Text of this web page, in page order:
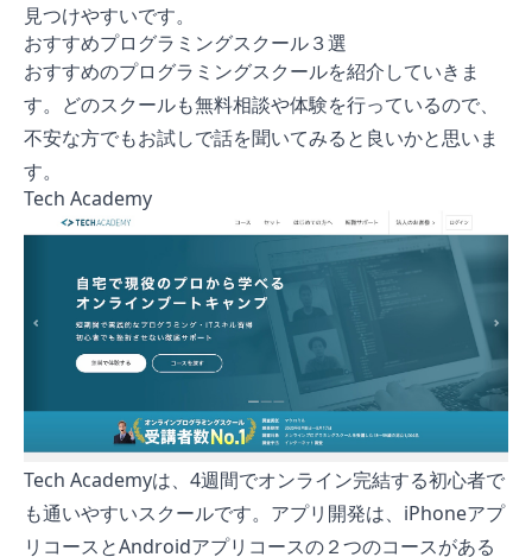
見つけやすいです。
おすすめプログラミングスクール３選
おすすめのプログラミングスクールを紹介していきま
す。どのスクールも無料相談や体験を行っているので、
不安な方でもお試しで話を聞いてみると良いかと思いま
す。
Tech Academy
Tech Academyは、4週間でオンライン完結する初心者で
も通いやすいスクールです。アプリ開発は、iPhoneアプ
リコースとAndroidアプリコースの２つのコースがある